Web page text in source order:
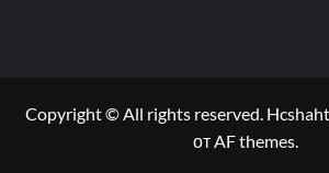
Copyright © All rights reserved.
от AF themes.